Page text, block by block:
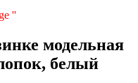
''
модельная
белый